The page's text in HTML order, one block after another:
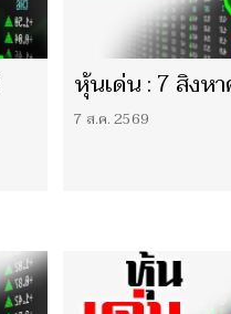
หุ้นเด่น : 7 สิงห
7 ส.ค. 2569